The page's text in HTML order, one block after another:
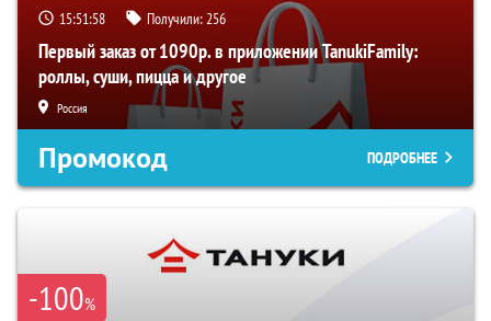
15:51:57 Получили:256
Первый заказ от 1090р. в приложении TanukiFamily:
роллы, суши, пицца и другое
Россия
Промокод ПОДРОБНЕЕ
-100%